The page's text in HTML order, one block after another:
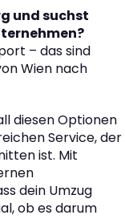
und suchst
– das sind
Wien nach
diesen Optionen
Service, der
ist. Mit
dein Umzug
ob es darum